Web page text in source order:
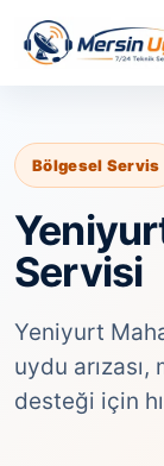
Bölgesel Servis
Servisi
Yeniyurt
uydu
desteği için